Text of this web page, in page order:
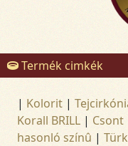
Termék cimkék
| Kolorit |
Korall BRILL | Csont
hasonló színû |